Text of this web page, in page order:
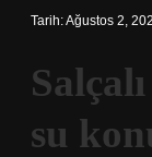
Tarih: Ağustos 2,
su